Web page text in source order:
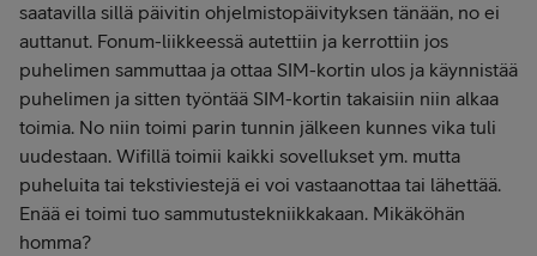
saatavilla sillä päivitin ohjelmistopäivityksen tänään, no ei
auttanut. Fonum-liikkeessä autettiin ja kerrottiin jos
puhelimen sammuttaa ja ottaa SIM-kortin ulos ja käynnistää
puhelimen ja sitten työntää SIM-kortin takaisiin niin alkaa
toimia. No niin toimi parin tunnin jälkeen kunnes vika tuli
uudestaan. Wifillä toimii kaikki sovellukset ym. mutta
puheluita tai tekstiviestejä ei voi vastaanottaa tai lähettää.
Enää ei toimi tuo sammutustekniikkakaan. Mikäköhän
homma?